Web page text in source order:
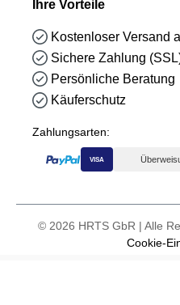
Ihre Vorteile
Kostenloser Versand
Sichere Zahlung
Persönliche Beratung
Käuferschutz
Zahlungsarten:
VISA
© 2026 HRTS GbR | Alle
Cookie-